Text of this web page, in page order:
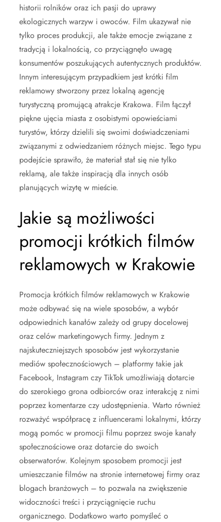
historii rolników oraz ich pasji do uprawy
ekologicznych warzyw i owoców. Film ukazywał nie
tylko proces produkcji, ale także emocje związane z
tradycją i lokalnością, co przyciągnęło uwagę
konsumentów poszukujących autentycznych produktów.
Innym interesującym przypadkiem jest krótki film
reklamowy stworzony przez lokalną agencję
turystyczną promującą atrakcje Krakowa. Film łączył
piękne ujęcia miasta z osobistymi opowieściami
turystów, którzy dzielili się swoimi doświadczeniami
związanymi z odwiedzaniem różnych miejsc. Tego typu
podejście sprawiło, że materiał stał się nie tylko
reklamą, ale także inspiracją dla innych osób
planujących wizytę w mieście.
Jakie są możliwości
promocji krótkich filmów
reklamowych w Krakowie
Promocja krótkich filmów reklamowych w Krakowie
może odbywać się na wiele sposobów, a wybór
odpowiednich kanałów zależy od grupy docelowej
oraz celów marketingowych firmy. Jednym z
najskuteczniejszych sposobów jest wykorzystanie
mediów społecznościowych – platformy takie jak
Facebook, Instagram czy TikTok umożliwiają dotarcie
do szerokiego grona odbiorców oraz interakcję z nimi
poprzez komentarze czy udostępnienia. Warto również
rozważyć współpracę z influencerami lokalnymi, którzy
mogą pomóc w promocji filmu poprzez swoje kanały
społecznościowe oraz dotarcie do swoich
obserwatorów. Kolejnym sposobem promocji jest
umieszczanie filmów na stronie internetowej firmy oraz
blogach branżowych – to pozwala na zwiększenie
widoczności treści i przyciągnięcie ruchu
organicznego. Dodatkowo warto pomyśleć o